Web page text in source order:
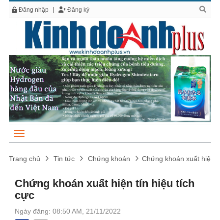
Đăng nhập Đăng ký
Trang chủ Tin tức Chứng khoán Chứng khoán xuất hiện
Chứng khoán xuất hiện tín hiệu tích
cực
Ngày đăng: 08:50 AM, 21/11/2022